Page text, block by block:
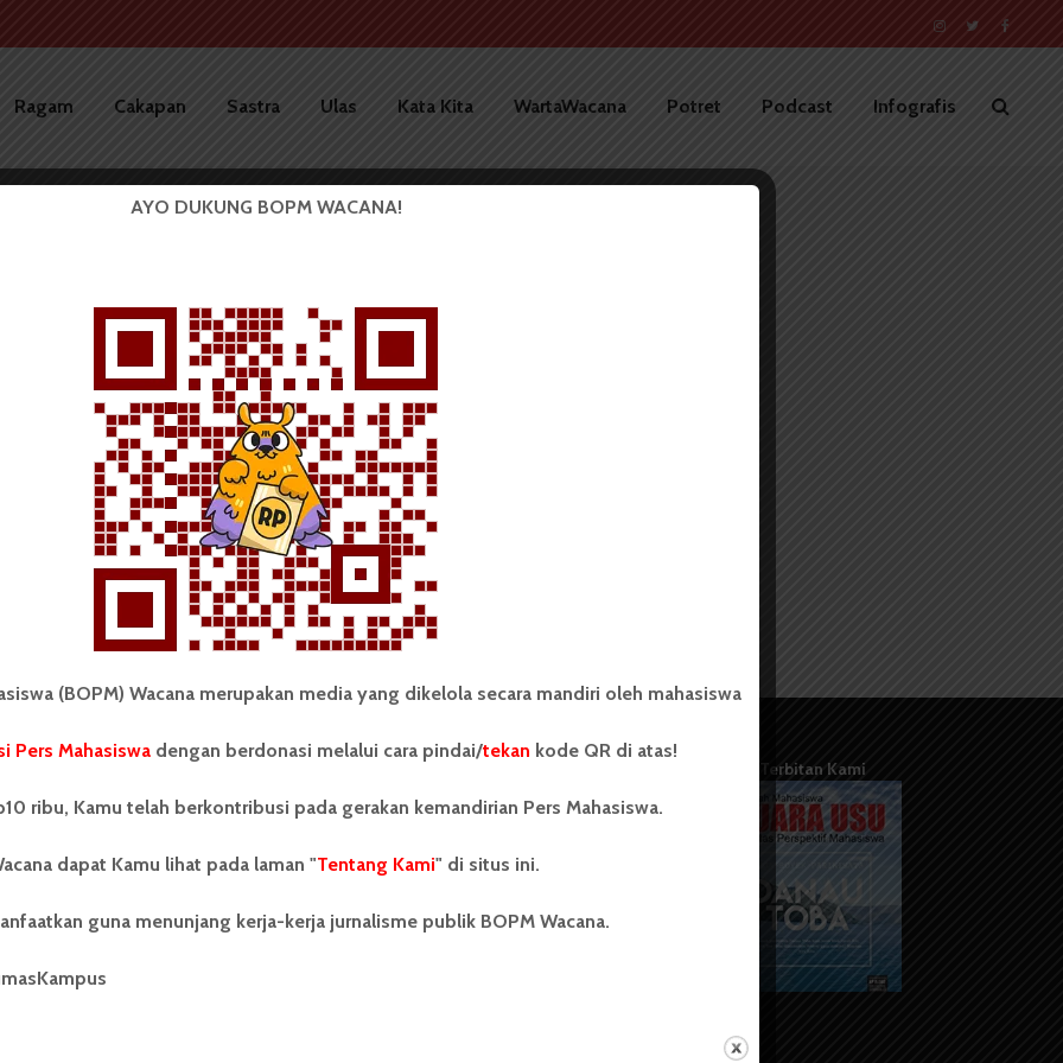
Ragam Cakapan Sastra Ulas Kata Kita WartaWacana Potret Podcast Infografis
Pers Mahasiswa (BOPM)
di luar kampus dan dikelola
Sumatera Utara (USU).
Unit Kegiatan Mahasiswa
Universitas Sumatera Utara
berdiri pada 1 Juli 1995.
Kontribusi
Info Iklan
Pedoman Media Siber
Terbitan Kami
AYO DUKUNG BOPM WACANA!
(BOPM) Wacana merupakan media yang dikelola secara mandiri oleh mahasiswa
Pers Mahasiswadengan berdonasi melalui cara pindai/tekan kode QR di atas!
ribu, Kamu telah berkontribusi pada gerakan kemandirian Pers Mahasiswa.
dapat Kamu lihat pada laman "Tentang Kami" di situs ini.
guna menunjang kerja-kerja jurnalisme publik BOPM Wacana.